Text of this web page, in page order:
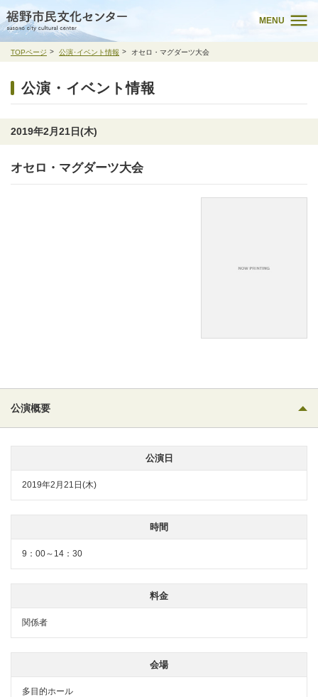
MENU
TOPページ 公演･イベント情報 オセロ・マグダーツ大会
公演・イベント情報
2019年2月21日(木)
オセロ・マグダーツ大会
公演概要
公演日
2019年2月21日(木)
時間
9：00～14：30
料金
関係者
会場
多目的ホール